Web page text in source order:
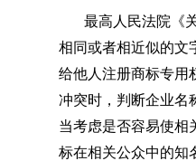
最高人民法院《
相同或者相近似的文
给他人注册商标专用
冲突时，判断企业名
当考虑是否容易使相
标在相关公众中的知